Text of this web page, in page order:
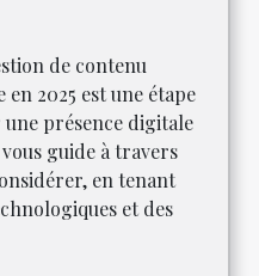
de contenu
2025 est une étape
présence digitale
guide à travers
en tenant
et des